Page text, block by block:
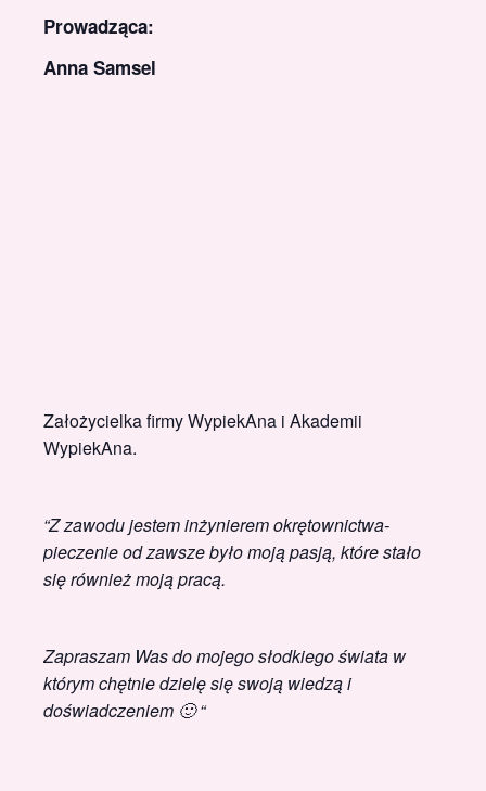
Prowadząca:
Anna Samsel
Założycielka firmy WypiekAna i Akademii
WypiekAna.
“Z zawodu jestem inżynierem okrętownictwa-
pieczenie od zawsze było moją pasją, które stało
się również moją pracą.
Zapraszam Was do mojego słodkiego świata w
którym chętnie dzielę się swoją wiedzą i
doświadczeniem 🙂 “